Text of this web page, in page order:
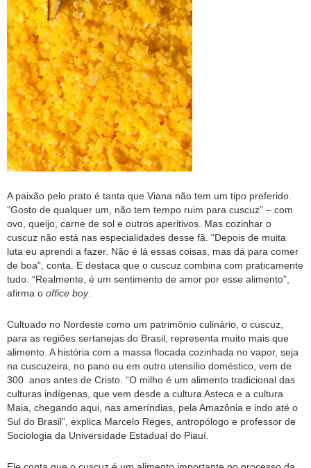
A paixão pelo prato é tanta que Viana não tem um tipo preferido.
“Gosto de qualquer um, não tem tempo ruim para cuscuz” – com
ovo, queijo, carne de sol e outros aperitivos. Mas cozinhar o
cuscuz não está nas especialidades desse fã. “Depois de muita
luta eu aprendi a fazer. Não é lá essas coisas, mas dá para comer
de boa”, conta. E destaca que o cuscuz combina com praticamente
tudo. “Realmente, é um sentimento de amor por esse alimento”,
afirma o office boy.
Cultuado no Nordeste como um patrimônio culinário, o cuscuz,
para as regiões sertanejas do Brasil, representa muito mais que
alimento. A história com a massa flocada cozinhada no vapor, seja
na cuscuzeira, no pano ou em outro utensílio doméstico, vem de
300 anos antes de Cristo. “O milho é um alimento tradicional das
culturas indígenas, que vem desde a cultura Asteca e a cultura
Maia, chegando aqui, nas ameríndias, pela Amazônia e indo até o
Sul do Brasil”, explica Marcelo Reges, antropólogo e professor de
Sociologia da Universidade Estadual do Piauí.